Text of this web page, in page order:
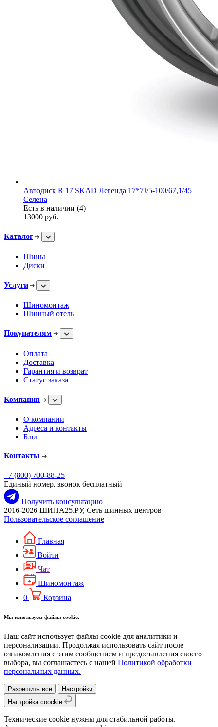
Автодиск R 17 SKAD Легенда 17*7J/5-100/67,1/45
Селена
Есть в наличии (4)
13000 руб.
Каталог
Шины
Диски
Услуги
Шиномонтаж
Шинный отель
Покупателям
Оплата
Доставка
Гарантия и возврат
Статус заказа
Компания
О компании
Адреса и контакты
Блог
Контакты
+7 (800) 700-88-25
Единый номер, звонок бесплатный
Получить консультацию
2016-2026 ШИНА25.РУ, Сеть шинных центров
Пользовательское соглашение
Главная
Войти
Чат
Шиномонтаж
0
Корзина
Мы используем файлы cookie.
Наш сайт использует файлы cookie для аналитики и
персонализации. Продолжая использовать сайт после
ознакомления с этим сообщением и предоставления своего
выбора, вы соглашаетесь с нашей Политикой обработки
персональных данных.
Разрешить все
Настройки
Настройка coockie
Технические cookie нужны для стабильной работы.